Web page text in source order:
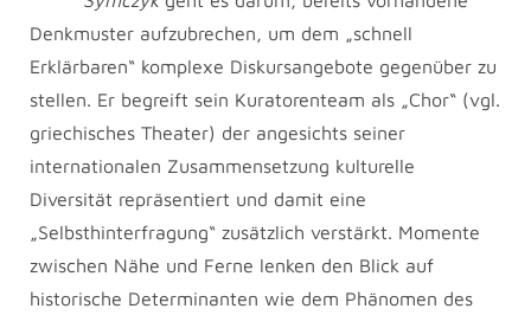
Denkmuster aufzubrechen, um dem „schnell
Erklärbaren“ komplexe Diskursangebote gegenüber zu
stellen. Er begreift sein Kuratorenteam als „Chor“ (vgl.
griechisches Theater) der angesichts seiner
internationalen Zusammensetzung kulturelle
Diversität repräsentiert und damit eine
„Selbsthinterfragung“ zusätzlich verstärkt. Momente
zwischen Nähe und Ferne lenken den Blick auf
historische Determinanten wie dem Phänomen des